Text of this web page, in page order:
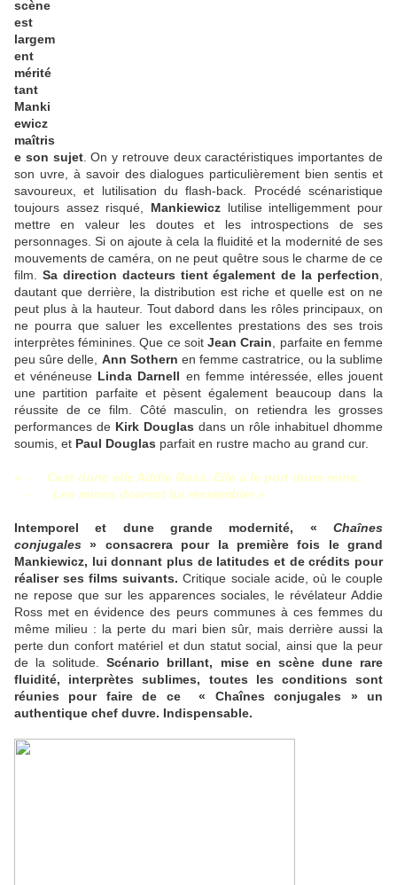
scène
est
largem
ent
mérité
tant
Manki
ewicz
maîtris
e son sujet. On y retrouve deux caractéristiques importantes de
son uvre, à savoir des dialogues particulièrement bien sentis et
savoureux, et lutilisation du flash-back. Procédé scénaristique
toujours assez risqué, Mankiewicz lutilise intelligemment pour
mettre en valeur les doutes et les introspections de ses
personnages. Si on ajoute à cela la fluidité et la modernité de ses
mouvements de caméra, on ne peut quêtre sous le charme de ce
film. Sa direction dacteurs tient également de la perfection
dautant que derrière, la distribution est riche et quelle est on ne
peut plus à la hauteur. Tout dabord dans les rôles principaux, on
ne pourra que saluer les excellentes prestations des ses trois
interprètes féminines. Que ce soitJean Crain , parfaite en femme
peu sûre delle, Ann Sothern en femme castratrice, ou la sublime
et vénéneuse Linda Darnell en femme intéressée, elles jouent
une partition parfaite et pèsent également beaucoup dans la
réussite de ce film. Côté masculin, on retiendra les grosses
performances de Kirk Douglas dans un rôle inhabituel dhomme
soumis, et Paul Douglas parfait en rustre macho au grand cur.
« -
Cest donc elle Addie Ross. Elle a le port dune reine.
-
Les reines doivent lui ressembler »
Intemporel et dune grande modernité, « Chaînes
conjugales » consacrera pour la première fois le grand
Mankiewicz, lui donnant plus de latitudes et de crédits pour
réaliser ses films suivants. Critique sociale acide, où le couple
ne repose que sur les apparences sociales, le révélateur Addie
Ross met en évidence des peurs communes à ces femmes du
même milieu : la perte du mari bien sûr, mais derrière aussi la
perte dun confort matériel et dun statut social, ainsi que la peur
de la solitude.Scénario brillant, mise en scène dune rare
fluidité, interprètes sublimes, toutes les conditions sont
réunies pour faire de ce « Chaînes conjugales » un
authentique chef duvre. Indispensable.